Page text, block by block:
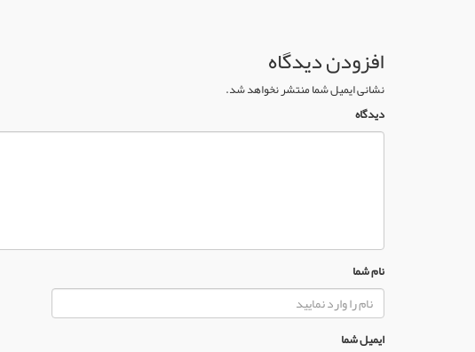
افزودن دیدگاه
نشانی ایمیل شما منتشر نخواهد شد.
دیدگاه
نام شما
ایمیل شما